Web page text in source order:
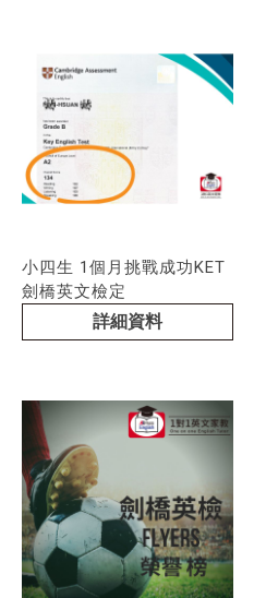
小四生 1個月挑戰成功KET
劍橋英文檢定
詳細資料